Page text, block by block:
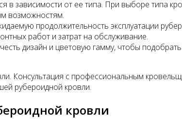
зависимости от ее типа. При выборе типа
возможностям.
продолжительность эксплуатации
работ и затрат на обслуживание.
дизайн и цветовую гамму, чтобы
Консультация с профессиональным
рубероидной кровли.
кровли